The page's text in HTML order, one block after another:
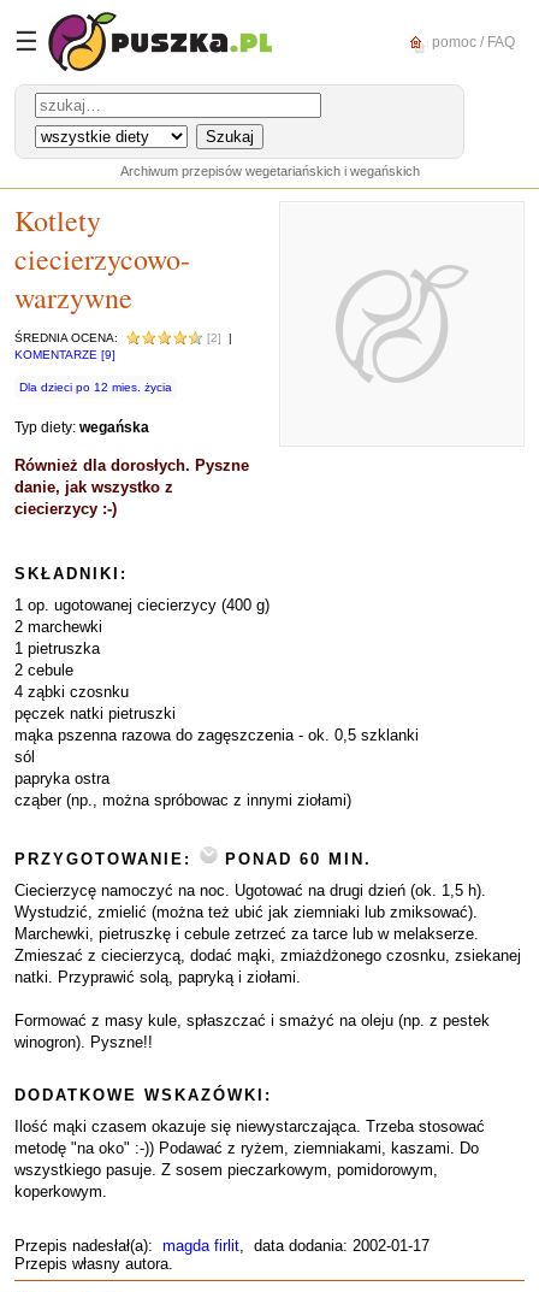
☰ pomoc / FAQ
Archiwum przepisów wegetariańskich i wegańskich
Kotlety
ciecierzycowo-
warzywne
ŚREDNIA OCENA: [2]
|
KOMENTARZE [9]
Dla dzieci po 12 mies. życia
Typ diety: wegańska
Również dla dorosłych. Pyszne
danie, jak wszystko z
ciecierzycy :-)
SKŁADNIKI:
1 op. ugotowanej ciecierzycy (400 g)
2 marchewki
1 pietruszka
2 cebule
4 ząbki czosnku
pęczek natki pietruszki
mąka pszenna razowa do zagęszczenia - ok. 0,5 szklanki
sól
papryka ostra
cząber (np., można spróbowac z innymi ziołami)
PRZYGOTOWANIE:
PONAD 60 MIN.
Ciecierzycę namoczyć na noc. Ugotować na drugi dzień (ok. 1,5 h).
Wystudzić, zmielić (można też ubić jak ziemniaki lub zmiksować).
Marchewki, pietruszkę i cebule zetrzeć za tarce lub w melakserze.
Zmieszać z ciecierzycą, dodać mąki, zmiażdżonego czosnku, zsiekanej
natki. Przyprawić solą, papryką i ziołami.
Formować z masy kule, spłaszczać i smażyć na oleju (np. z pestek
winogron). Pyszne!!
DODATKOWE WSKAZÓWKI:
Ilość mąki czasem okazuje się niewystarczająca. Trzeba stosować
metodę "na oko" :-)) Podawać z ryżem, ziemniakami, kaszami. Do
wszystkiego pasuje. Z sosem pieczarkowym, pomidorowym,
koperkowym.
Przepis nadesłał(a): magda firlit, data dodania: 2002-01-17
Przepis własny autora.